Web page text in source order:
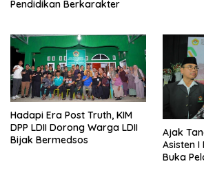
Pendidikan Berkarakter
Hadapi Era Post Truth, KIM
DPP LDII Dorong Warga LDII
Bijak Bermedsos
Ajak
Asisten
Buka